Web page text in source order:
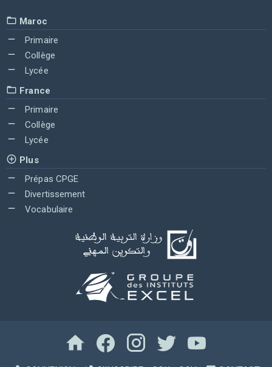
Maroc
Primaire
Collège
Lycée
France
Primaire
Collège
Lycée
Plus
Prépas CPGE
Divertissement
Vocabulaire